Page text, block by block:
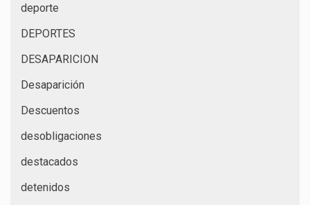
deporte
DEPORTES
DESAPARICION
Desaparición
Descuentos
desobligaciones
destacados
detenidos